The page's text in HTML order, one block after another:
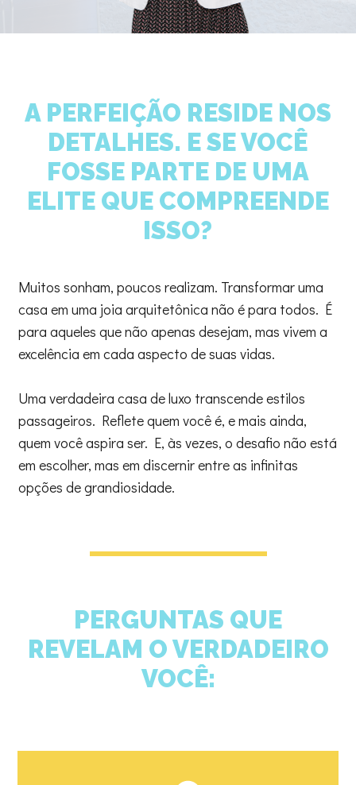
A PERFEIÇÃO RESIDE NOS
DETALHES. E SE VOCÊ
FOSSE PARTE DE UMA
ELITE QUE COMPREENDE
ISSO?
Muitos sonham, poucos realizam. Transformar uma
casa em uma joia arquitetônica não é para todos. É
para aqueles que não apenas desejam, mas vivem a
excelência em cada aspecto de suas vidas.
Uma verdadeira casa de luxo transcende estilos
passageiros. Reflete quem você é, e mais ainda,
quem você aspira ser. E, às vezes, o desafio não está
em escolher, mas em discernir entre as infinitas
opções de grandiosidade.
PERGUNTAS QUE
REVELAM O VERDADEIRO
VOCÊ: